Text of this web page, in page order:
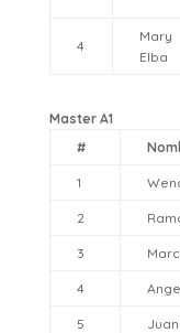
4
Mary
Elba
Master A1
#
1
2
3
4
5